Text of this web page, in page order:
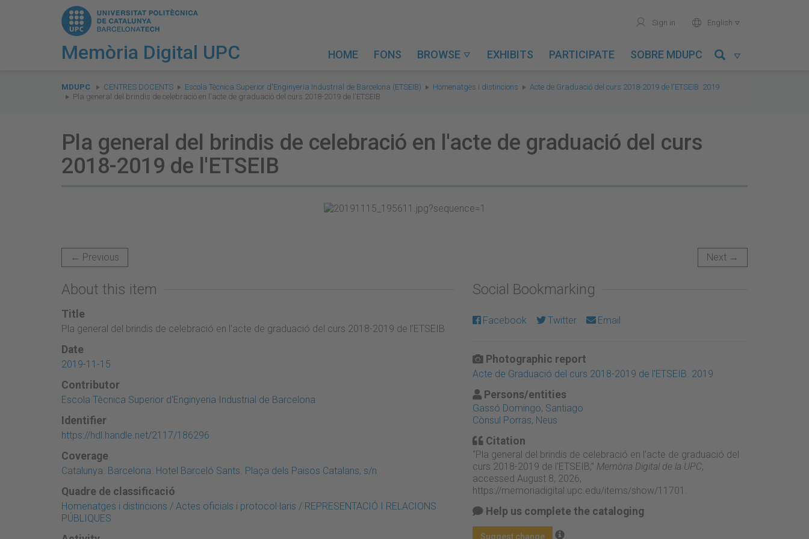
Memòria Digital UPC
user Sign in world English 
HOME FONS BROWSE  EXHIBITS PARTICIPATE SOBRE MDUPC 
are
here:
MDUPC CENTRES DOCENTS Escola Tècnica Superior d'Enginyeria Industrial de Barcelona (ETSEIB) Homenatges i distincions
Acte de Graduació del curs 2018-2019 de l'ETSEIB. 2019
Pla general del brindis de celebració en l'acte de graduació del curs 2018-2019 de l'ETSEIB
Pla general del brindis de celebració en l'acte de graduació del curs
2018-2019 de l'ETSEIB
← Previous Next →
About this item
Title
Pla general del brindis de celebració en l'acte de graduació del curs 2018-2019 de l'ETSEIB
Date
2019-11-15
Contributor
Escola Tècnica Superior d'Enginyeria Industrial de Barcelona
Identifier
https://hdl.handle.net/2117/186296
Coverage
Catalunya. Barcelona. Hotel Barceló Sants. Plaça dels Països Catalans, s/n
Quadre de classificació
Homenatges i distincions / Actes oficials i protocol·laris / REPRESENTACIÓ I RELACIONS
PÚBLIQUES
Social Bookmarking
Facebook Twitter Email
Photographic report
Acte de Graduació del curs 2018-2019 de l'ETSEIB. 2019
Persons/entities
Gassó Domingo, Santiago
Cònsul Porras, Neus
Citation
“Pla general del brindis de celebració en l'acte de graduació del
curs 2018-2019 de l'ETSEIB,” Memòria Digital de la UPC,
accessed August 8, 2026,
https://memoriadigital.upc.edu/items/show/11701
Help us complete the cataloging
Suggest change